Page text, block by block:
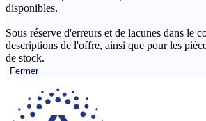
disponibles.
Sous réserve d'erreurs et de lacunes dans le
descriptions de l'offre, ainsi que pour les
de stock.
Fermer